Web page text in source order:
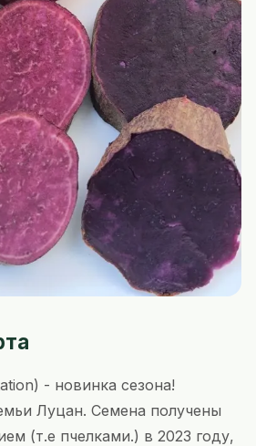
- новинка сезона!
Луцан. Семена получены
(т.е пчелками.) в 2023 году,